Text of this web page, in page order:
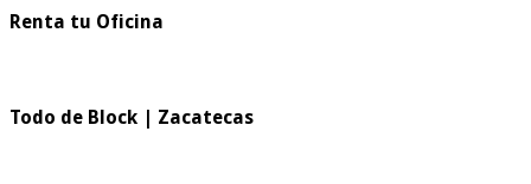
Renta tu Oficina
Todo de Block | Zacatecas